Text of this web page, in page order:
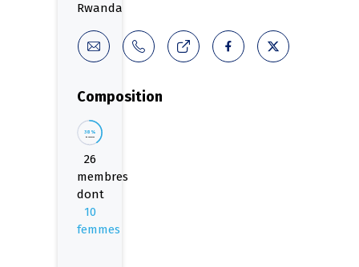
Rwanda
Composition
38%
de femmes
26
membres
dont
10
femmes